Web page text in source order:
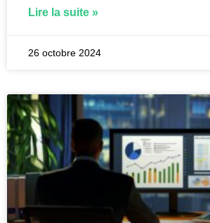
Lire la suite »
26 octobre 2024